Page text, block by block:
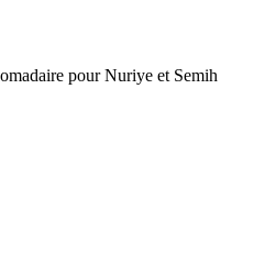
pour Nuriye et Semih